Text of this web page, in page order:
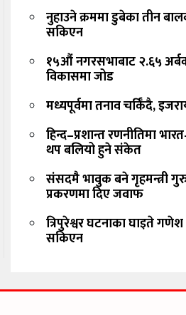
नुहाउने क्रममा डुबेका तीन
सकिएन
१५औं नगरसभाबाट २.६५
विकासमा जोड
मध्यपूर्वमा तनाव चर्किँदै,
हिन्द–प्रशान्त रणनीतिमा
थप बलियो हुने संकेत
संसदमै भावुक बने गृहमन्त्री
प्रकरणमा दिए जवाफ
त्रिपुरेश्वर घटनाका घाइते
सकिएन